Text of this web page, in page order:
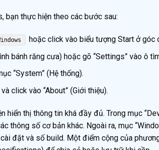
bạn thực hiện theo các bước sau:
hoặc click vào biểu tượng Start ở góc
bánh răng cưa) hoặc gõ “Settings” vào ô
“System” (Hệ thống).
click vào “About” (Giới thiệu).
hiển thị thông tin khá đầy đủ. Trong mục
thông số cơ bản khác. Ngoài ra, mục
đặt và số build. Một điểm cộng của